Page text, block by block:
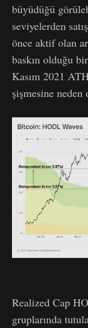
büyüdüğü
seviyelerden
önce aktif olan
baskın olduğu
Kasım 2021
şişmesine neden
Realized Cap
gruplarında